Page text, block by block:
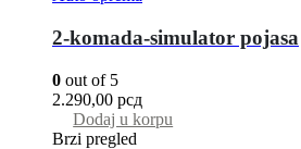
2-komada-simulator pojasa
0 out of 5
2.290,00 рсд
Dodaj u korpu
Brzi pregled